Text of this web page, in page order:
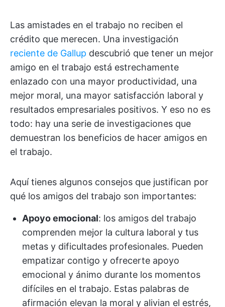
Las amistades en el trabajo no reciben el
crédito que merecen. Una investigación
reciente de Gallup descubrió que tener un mejor
amigo en el trabajo está estrechamente
enlazado con una mayor productividad, una
mejor moral, una mayor satisfacción laboral y
resultados empresariales positivos. Y eso no es
todo: hay una serie de investigaciones que
demuestran los beneficios de hacer amigos en
el trabajo.
Aquí tienes algunos consejos que justifican por
qué los amigos del trabajo son importantes:
Apoyo emocional: los amigos del trabajo
comprenden mejor la cultura laboral y tus
metas y dificultades profesionales. Pueden
empatizar contigo y ofrecerte apoyo
emocional y ánimo durante los momentos
difíciles en el trabajo. Estas palabras de
afirmación elevan la moral y alivian el estrés,